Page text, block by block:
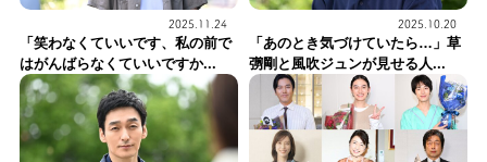
2025.11.24
「笑わなくていいです、私の前で
はがんばらなくていいですか...
2025.10.20
「あのとき気づけていたら…」草
彅剛と風吹ジュンが見せる人...